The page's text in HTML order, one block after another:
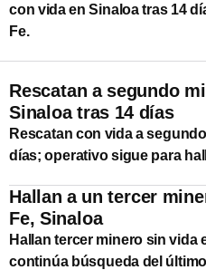
con vida en Sinaloa tras 14
Fe.
Rescatan a segundo
Sinaloa tras 14 días
Rescatan con vida a
días; operativo sigue para
Hallan a un tercer
Fe, Sinaloa
Hallan tercer minero sin vida
continúa búsqueda del